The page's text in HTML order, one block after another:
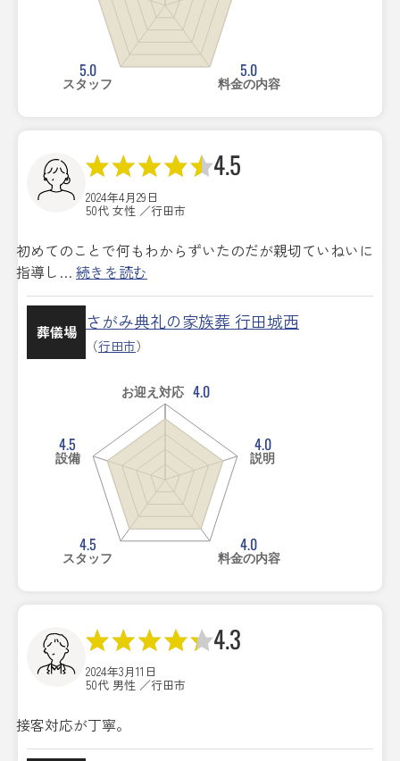
5.0
料金の内容
5.0
スタッフ
4.5
2024年4月29日
50代 女性 ／行田市
初めてのことで何もわからずいたのだが親切ていねいに
指導し… 続きを読む
葬儀場 さがみ典礼の家族葬 行田城西
（行田市）
お迎え対応 4.0
4.0
説明
4.0
料金の内容
4.5
スタッフ
4.5
設備
4.3
2024年3月11日
50代 男性 ／行田市
接客対応が丁寧。